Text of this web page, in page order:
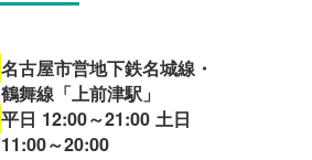
名古屋市営地下鉄名城線・
鶴舞線「上前津駅」
平日 12:00～21:00 土日
11:00～20:00